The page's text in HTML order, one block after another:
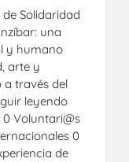
Solidaridad
una
y humano
arte y
través del
leyendo
Voluntari@s
0
de